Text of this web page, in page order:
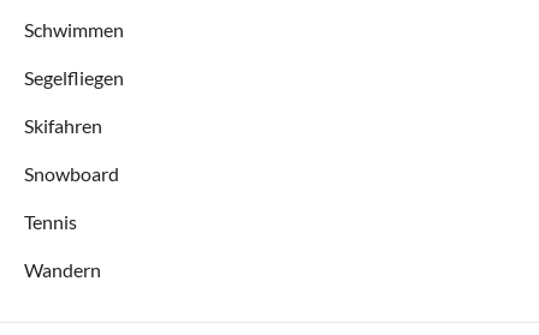
Schwimmen
Segelfliegen
Skifahren
Snowboard
Tennis
Wandern